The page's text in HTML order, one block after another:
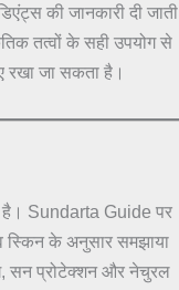
की जानकारी दी जाती
तत्वों के सही उपयोग से
रखा जा सकता है।
है। Sundarta Guide पर
के अनुसार समझाया
सन प्रोटेक्शन और नेचुरल